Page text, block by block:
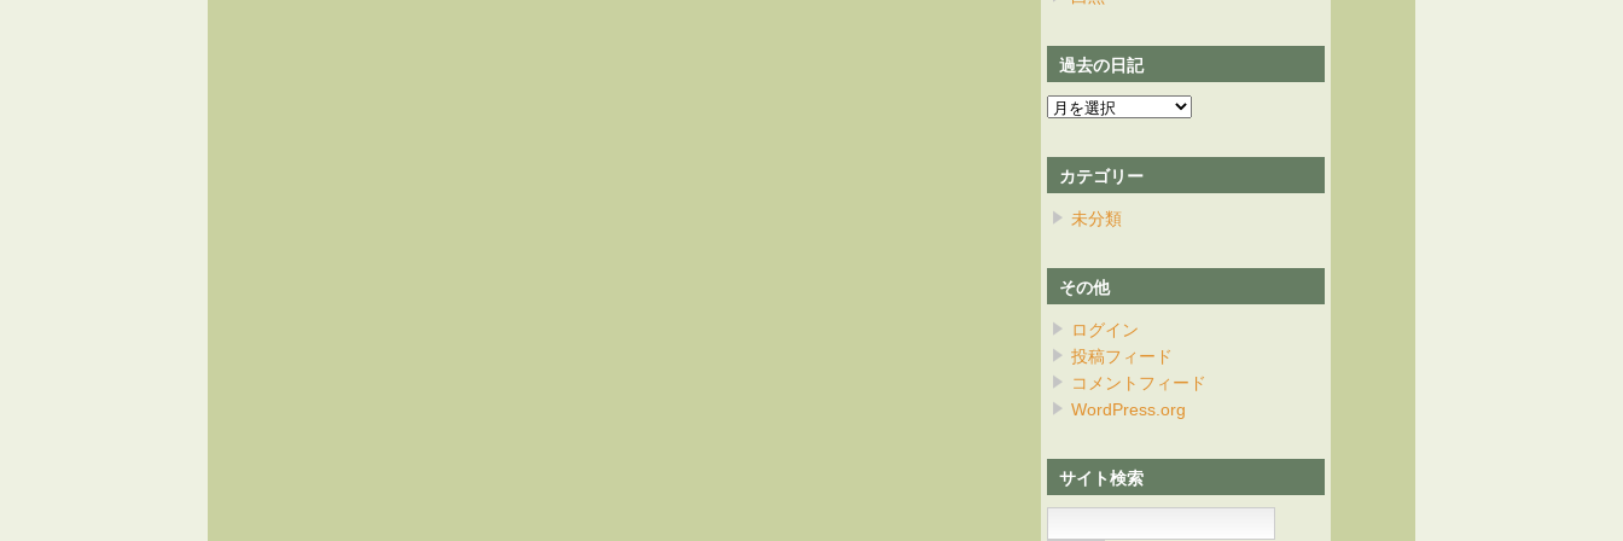
過去の日記
過
の
日
記
カテゴリー
未分類
その他
ログイン
投稿フィード
コメントフィード
WordPress.org
サイト検索